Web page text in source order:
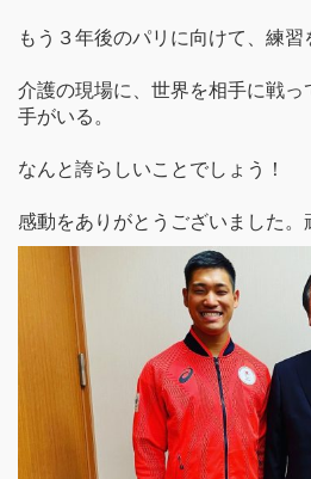
もう３年後のパリに向けて、練習
介護の現場に、世界を相手に戦
手がいる。
なんと誇らしいことでしょう！
感動をありがとうございました。